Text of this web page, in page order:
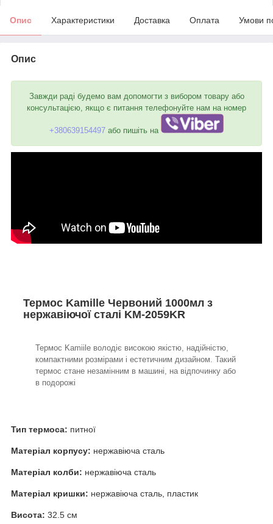
Опис Характеристики Доставка Оплата Умови
Опис
Завжди раді будемо вам допомогти з вибором товару або
консультацією, якщо є питання телефонуйте нам на номер
+380639154497 або пишіть на
Термос Kamille Червоний 1000мл з
нержавіючої сталі KM-2059KR
Термос Kamiile володіє високою якістю, надійністю,
компактними розмірами і естетичним дизайном. Такий
термос стане незамінним в машині, на відпочинку або
в подорожі
Тип термоса: питної
Матеріал корпусу: нержавіюча сталь
Матеріал колби: нержавіюча сталь
Матеріал кришки: нержавіюча сталь, пластик
Висота: 32.5 см